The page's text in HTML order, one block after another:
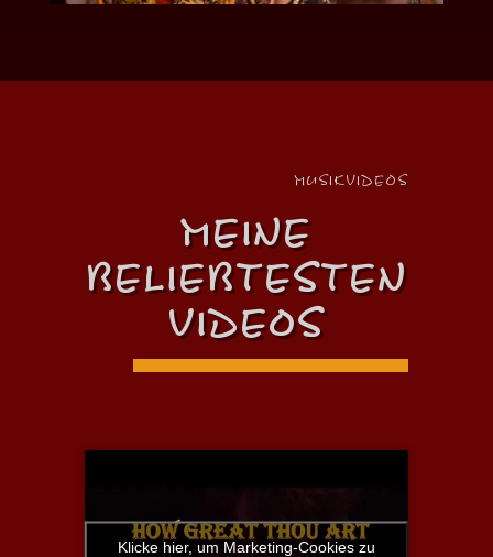
MUSIKVIDEOS
MEINE
BELIEBTESTEN
VIDEOS
Klicke hier, um Marketing-Cookies zu